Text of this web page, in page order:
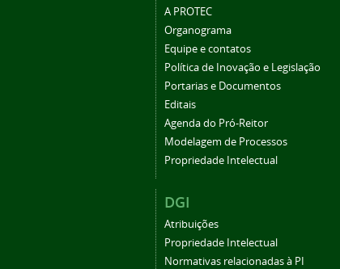
A PROTEC
Organograma
Equipe e contatos
Política de Inovação e Legislação
Portarias e Documentos
Editais
Agenda do Pró-Reitor
Modelagem de Processos
Propriedade Intelectual
DGI
Atribuições
Propriedade Intelectual
Normativas relacionadas à PI